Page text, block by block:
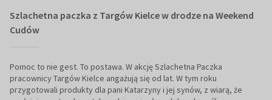
Szlachetna paczka z Targów Kielce w drodze na Weekend
Cudów
Pomoc to nie gest. To postawa. W akcję Szlachetna Paczka
pracownicy Targów Kielce angażują się od lat. W tym roku
przygotowali produkty dla pani Katarzyny i jej synów, z wiarą, że